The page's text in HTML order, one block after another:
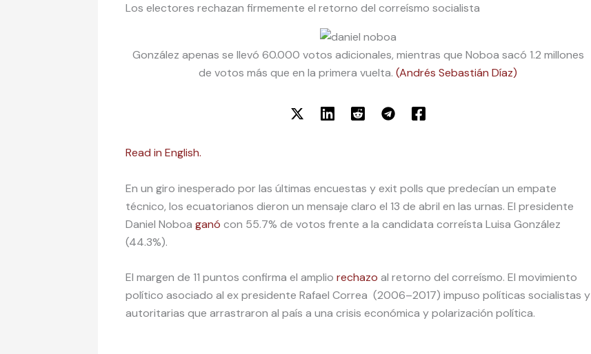
Los electores rechazan firmemente el retorno del correísmo socialista
González apenas se llevó 60.000 votos adicionales, mientras que Noboa sacó 1.2 millones
de votos más que en la primera vuelta. (Andrés Sebastián Díaz)
Read in English.
En un giro inesperado por las últimas encuestas y exit polls que predecían un empate
técnico, los ecuatorianos dieron un mensaje claro el 13 de abril en las urnas. El presidente
Daniel Noboa ganó con 55.7% de votos frente a la candidata correísta Luisa González
(44.3%).
El margen de 11 puntos confirma el amplio rechazo al retorno del correísmo. El movimiento
político asociado al ex presidente Rafael Correa (2006–2017) impuso políticas socialistas y
autoritarias que arrastraron al país a una crisis económica y polarización política.